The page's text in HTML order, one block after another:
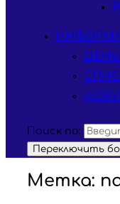
ЦЕНЫ
Поиск по:
Переключить
Метка: